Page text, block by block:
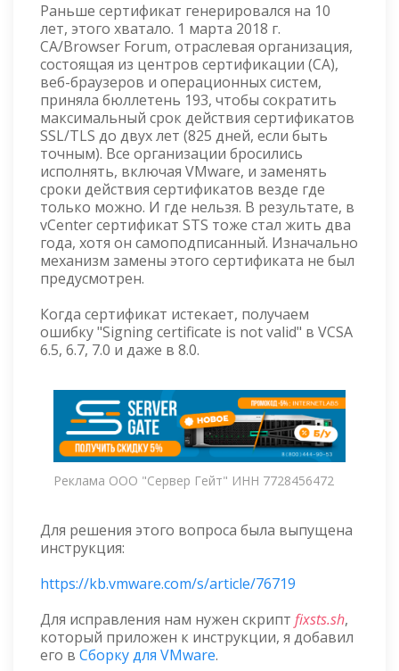
Раньше сертификат генерировался на 10
лет, этого хватало. 1 марта 2018 г.
CA/Browser Forum, отраслевая организация,
состоящая из центров сертификации (CA),
веб-браузеров и операционных систем,
приняла бюллетень 193, чтобы сократить
максимальный срок действия сертификатов
SSL/TLS до двух лет (825 дней, если быть
точным). Все организации бросились
исполнять, включая VMware, и заменять
сроки действия сертификатов везде где
только можно. И где нельзя. В результате, в
vCenter сертификат STS тоже стал жить два
года, хотя он самоподписанный. Изначально
механизм замены этого сертификата не был
предусмотрен.
Когда сертификат истекает, получаем
ошибку "Signing certificate is not valid" в VCSA
6.5, 6.7, 7.0 и даже в 8.0.
Реклама ООО "Сервер Гейт" ИНН 7728456472
Для решения этого вопроса была выпущена
инструкция:
https://kb.vmware.com/s/article/76719
Для исправления нам нужен скрипт fixsts.sh,
который приложен к инструкции, я добавил
его в Сборку для VMware.